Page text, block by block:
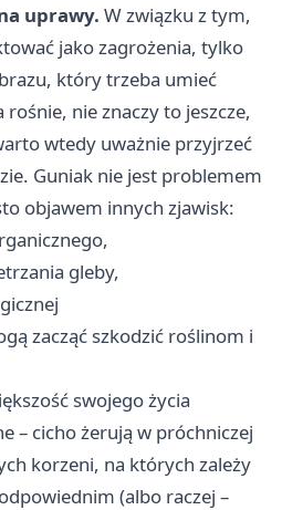
uprawy. W związku z tym,
jako zagrożenia, tylko
który trzeba umieć
nie znaczy to jeszcze,
wtedy uważnie przyjrzeć
Guniak nie jest problemem
objawem innych zjawisk:
gleby,
zacząć szkodzić roślinom i
swojego życia
– cicho żerują w próchniczej
korzeni, na których zależy
(albo raczej –